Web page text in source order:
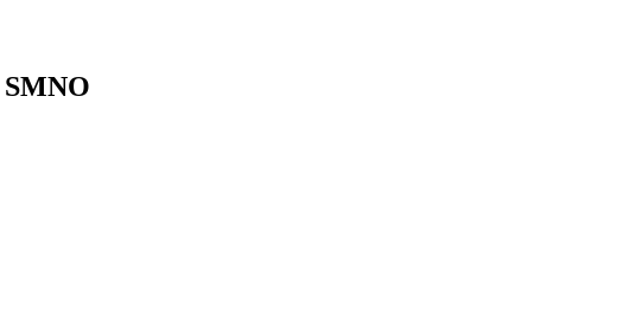
SMNO